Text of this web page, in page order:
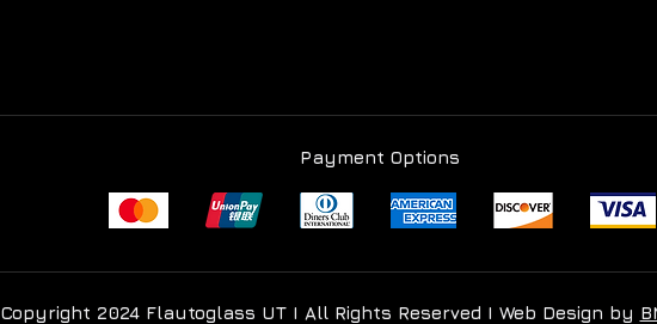
Payment Options
Copyright 2024 Flautoglass UT I All Rights Reserved I Web Design by